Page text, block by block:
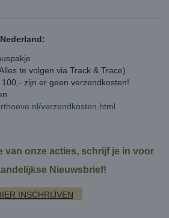
te volgen via Track & Trace).
zijn er geen verzendkosten!
verzendkosten.html
van onze acties, schrijf je in voor
Nieuwsbrief!
INSCHRIJVEN